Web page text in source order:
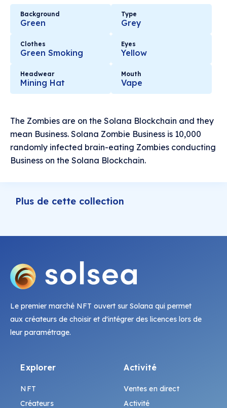
Background
Green
Type
Grey
Clothes
Green Smoking
Eyes
Yellow
Headwear
Mining Hat
Mouth
Vape
The Zombies are on the Solana Blockchain and they
mean Business. Solana Zombie Business is 10,000
randomly infected brain-eating Zombies conducting
Business on the Solana Blockchain.
Plus de cette collection
Le premier marché NFT ouvert sur Solana qui permet
aux créateurs de choisir et d'intégrer des licences lors de
leur paramétrage.
Explorer
NFT
Créateurs
Activité
Ventes en direct
Activité